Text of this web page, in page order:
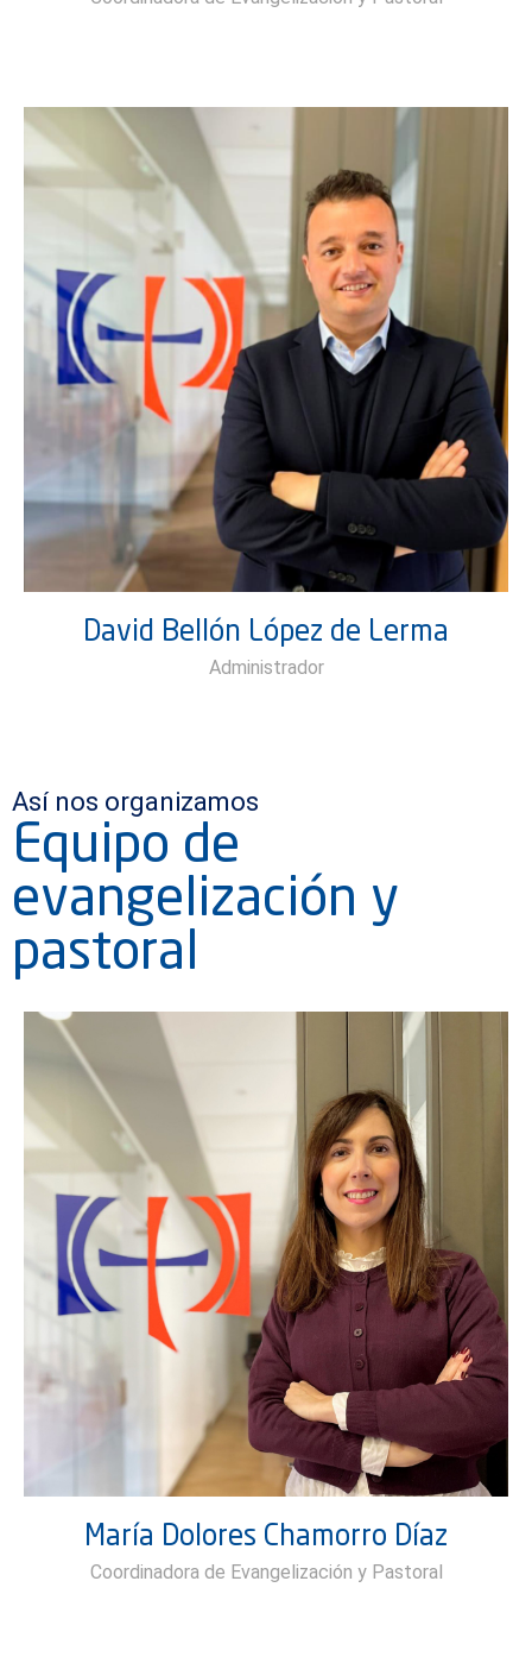
David Bellón López de Lerma
Administrador
Así nos organizamos
Equipo de
evangelización y
pastoral
María Dolores Chamorro Díaz
Coordinadora de Evangelización y Pastoral